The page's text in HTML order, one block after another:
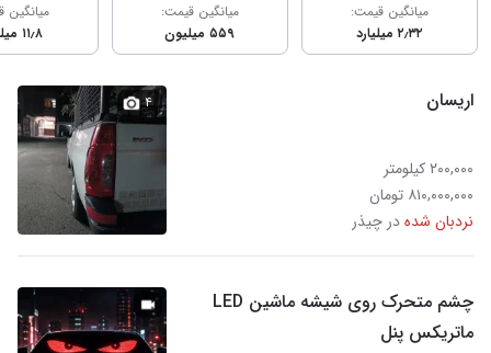
میانگین قیمت:
۲٫۳۲ میلیارد
میانگین قیمت:
۵۵۹ میلیون
۱۱٫۸ میلیون
اریسان
۲۰۰,۰۰۰ کیلومتر
۸۱۰,۰۰۰,۰۰۰ تومان
نردبان شدهدر چیذر
۴
چشم متحرک روی شیشه ماشین LED
ماتریکس پنل